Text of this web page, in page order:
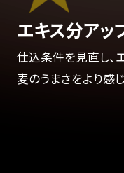
エキス分アッ
仕込条件を見直し、
麦のうまさをより感